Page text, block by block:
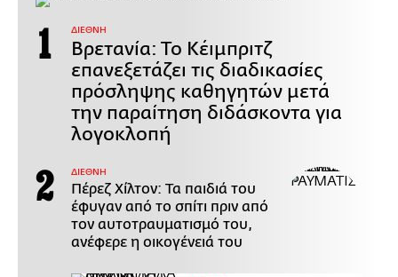
ΔΙΕΘΝΗ
Βρετανία: Το Κέιμπριτζ
επανεξετάζει τις διαδικασίες
πρόσληψης καθηγητών μετά
την παραίτηση διδάσκοντα για
λογοκλοπή
ΔΙΕΘΝΗ
Πέρεζ Χίλτον: Τα παιδιά του
έφυγαν από το σπίτι πριν από
τον αυτοτραυματισμό του,
ανέφερε η οικογένειά του